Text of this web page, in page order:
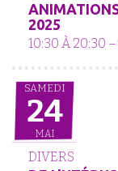
2025
10:30 À 20:30
SAMEDI
24
MAI
DIVERS